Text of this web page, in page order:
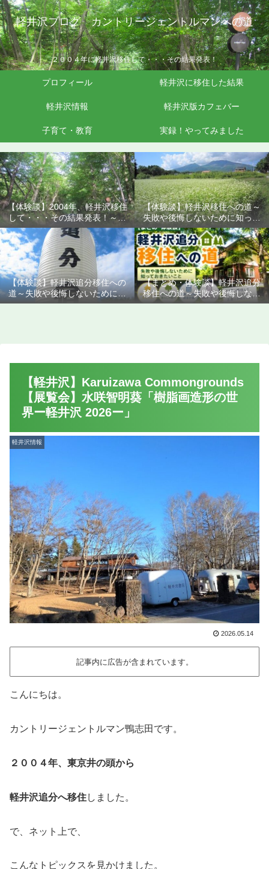
軽井沢ブログ カントリージェントルマンへの道
２００４年に軽井沢移住して・・・その結果発表！
プロフィール 軽井沢に移住した結果
軽井沢情報 軽井沢版カフェバー
子育て・教育 実録！やってみました
【体験談】2004年、軽井沢移住
して・・・その結果発表！～失
敗や後悔しないために知ってお
きたいこと
【体験談】軽井沢移住への道～
失敗や後悔しないために知って
おきたいこと
【体験談】軽井沢追分移住への
道～失敗や後悔しないために知
っておきたいこと
【まとめ・体験談】軽井沢追分
移住への道～失敗や後悔しない
ために知っておきたいこと
【軽井沢】Karuizawa Commongrounds
【展覧会】水咲智明葵「樹脂画造形の世
界ー軽井沢 2026ー」
軽井沢情報
2026.05.14
記事内に広告が含まれています。
こんにちは。
カントリージェントルマン鴨志田です。
２００４年、東京井の頭から
軽井沢追分へ移住しました。
で、ネット上で、
こんなトピックスを見かけました。